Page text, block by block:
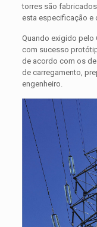
torres são
esta especificação e
Quando exigido pelo
com sucesso
de acordo com os
de carregamento,
engenheiro.